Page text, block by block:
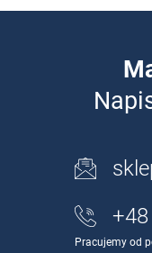
Pracujemy od